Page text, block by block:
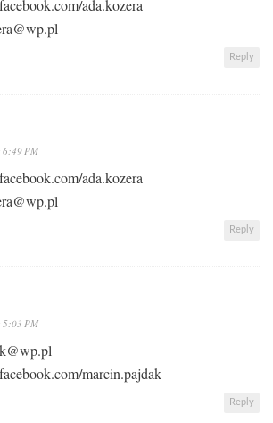
ada.kozera
Reply
PM
ada.kozera
Reply
PM
marcin.pajdak
Reply